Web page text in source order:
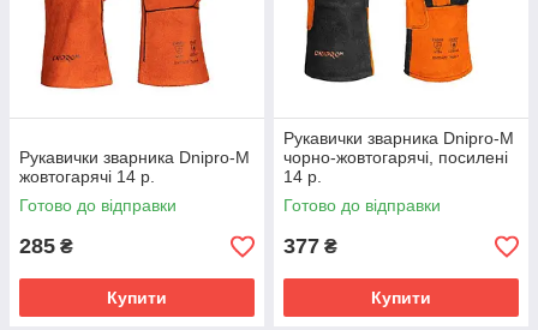
Рукавички зварника Dnipro-M
жовтогарячі 14 р.
Готово до відправки
285 ₴
Купити
Рукавички зварника Dnipro-M
чорно-жовтогарячі, посилені
14 р.
Готово до відправки
377 ₴
Купити